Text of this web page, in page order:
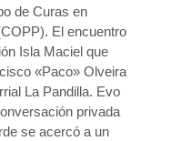
de Curas en
El encuentro
Isla Maciel que
«Paco» Olveira
La Pandilla. Evo
privada
se acercó a un